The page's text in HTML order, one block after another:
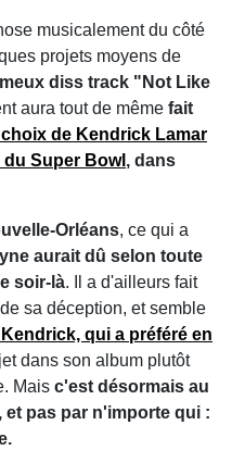
musicalement du côté
projets moyens de
diss track "Not Like
aura tout de même fait
choix de Kendrick Lamar
Super Bowl , dans
Orléans, ce qui a
aurait dû selon toute
soir-là. Il a d'ailleurs fait
sa déception, et semble
qui a préféré en
dans son album plutôt
Mais c'est désormais au
pas par n'importe qui :